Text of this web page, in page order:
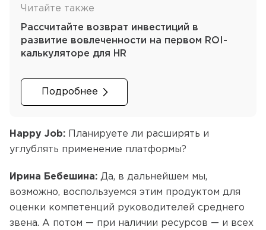
Читайте также
Рассчитайте возврат инвестиций в
развитие вовлеченности на первом ROI-
калькуляторе для HR
Подробнее
Happy Job: Планируете ли расширять и
углублять применение платформы?
Ирина Бебешина: Да, в дальнейшем мы,
возможно, воспользуемся этим продуктом для
оценки компетенций руководителей среднего
звена. А потом — при наличии ресурсов — и всех